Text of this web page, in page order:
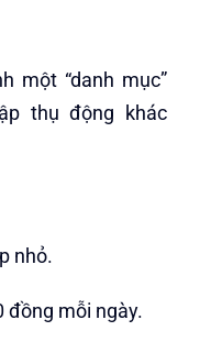
một “danh mục”
thụ động khác
nhỏ.
đồng mỗi ngày.